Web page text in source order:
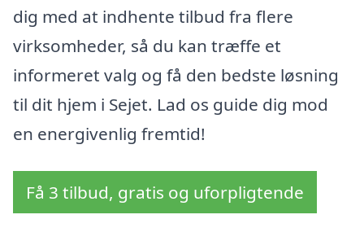
dig med at indhente tilbud fra flere
virksomheder, så du kan træffe et
informeret valg og få den bedste løsning
til dit hjem i Sejet. Lad os guide dig mod
en energivenlig fremtid!
Få 3 tilbud, gratis og uforpligtende